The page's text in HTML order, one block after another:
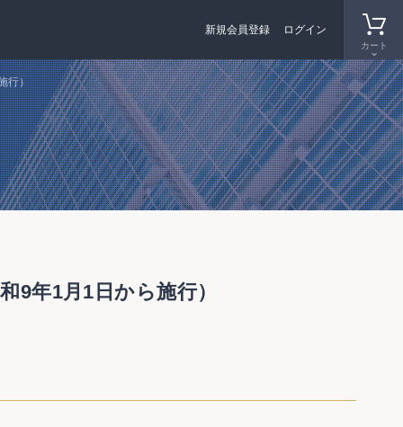
カート
新規会員登録 ログイン
行）
9年1月1日から施行）